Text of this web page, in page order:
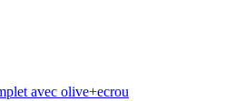
avec olive+ecrou